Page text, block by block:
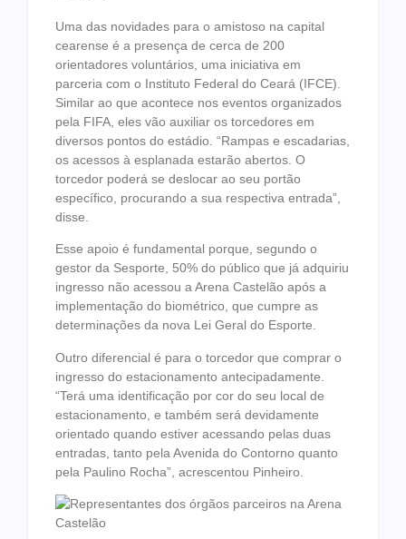
Uma das novidades para o amistoso na capital
cearense é a presença de cerca de 200
orientadores voluntários, uma iniciativa em
parceria com o Instituto Federal do Ceará (IFCE).
Similar ao que acontece nos eventos organizados
pela FIFA, eles vão auxiliar os torcedores em
diversos pontos do estádio. “Rampas e escadarias,
os acessos à esplanada estarão abertos. O
torcedor poderá se deslocar ao seu portão
específico, procurando a sua respectiva entrada”,
disse.
Esse apoio é fundamental porque, segundo o
gestor da Sesporte, 50% do público que já adquiriu
ingresso não acessou a Arena Castelão após a
implementação do biométrico, que cumpre as
determinações da nova Lei Geral do Esporte.
Outro diferencial é para o torcedor que comprar o
ingresso do estacionamento antecipadamente.
“Terá uma identificação por cor do seu local de
estacionamento, e também será devidamente
orientado quando estiver acessando pelas duas
entradas, tanto pela Avenida do Contorno quanto
pela Paulino Rocha”, acrescentou Pinheiro.